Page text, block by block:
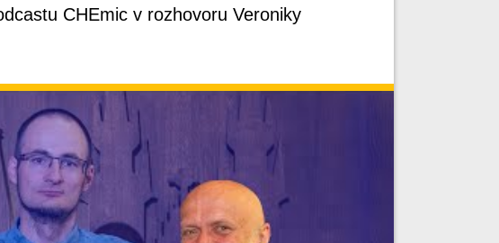
CHEmic v rozhovoru Veroniky